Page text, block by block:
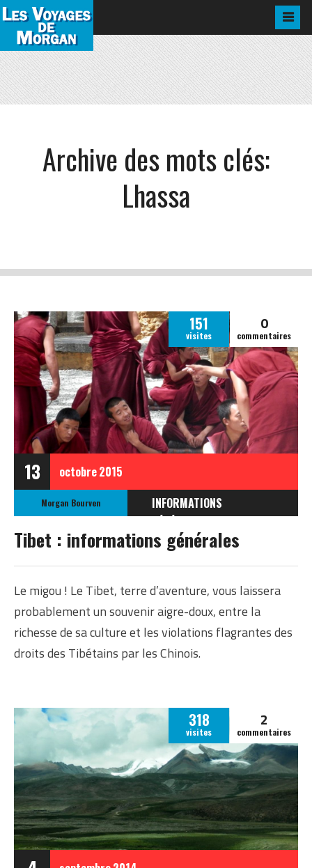
Archive des mots clés:
Lhassa
13 octobre2015
151
visites
0
commentaires
Morgan Bourven
INFORMATIONS
INFOS GÉNÉRALES SUR LE
TIBET
Tibet : informations générales
Le migou ! Le Tibet, terre d’aventure, vous laissera
probablement un souvenir aigre-doux, entre la
richesse de sa culture et les violations flagrantes des
droits des Tibétains par les Chinois.
318
visites
2
commentaires